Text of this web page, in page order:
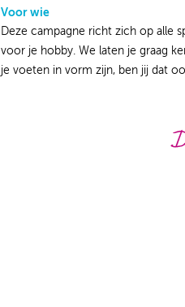
Voor wie
Deze campagne richt zich op alle
voor je hobby. We laten je graag
je voeten in vorm zijn, ben jij dat